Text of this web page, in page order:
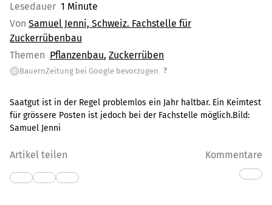
Lesedauer 1 Minute
Von Samuel Jenni, Schweiz. Fachstelle für
Zuckerrübenbau
Themen Pflanzenbau Zuckerrüben
G BauernZeitung bei Google bevorzugen ?
Saatgut ist in der Regel problemlos ein Jahr haltbar. Ein Keimtest
für grössere Posten ist jedoch bei der Fachstelle möglich.Bild:
Samuel Jenni
Artikel teilen Kommentare